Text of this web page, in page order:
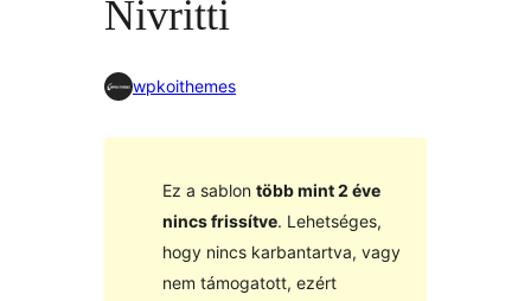
Nivritti
wpkoithemes
Ez a sablon több mint 2 éve
nincs frissítve. Lehetséges,
hogy nincs karbantartva, vagy
nem támogatott, ezért